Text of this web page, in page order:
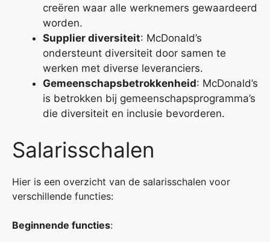
creëren waar alle werknemers gewaardeerd
worden.
Supplier diversiteit: McDonald’s
ondersteunt diversiteit door samen te
werken met diverse leveranciers.
Gemeenschapsbetrokkenheid: McDonald’s
is betrokken bij gemeenschapsprogramma’s
die diversiteit en inclusie bevorderen.
Salarisschalen
Hier is een overzicht van de salarisschalen voor
verschillende functies:
Beginnende functies: